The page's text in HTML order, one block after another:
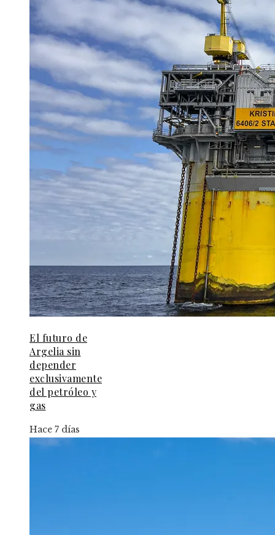
El futuro de
Argelia sin
depender
exclusivamente
del petróleo y
gas
Hace 7 días